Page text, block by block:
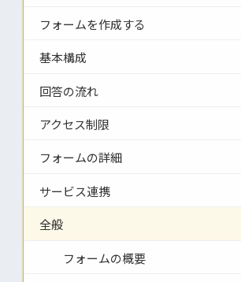
フォームを作成する
基本構成
回答の流れ
アクセス制限
フォームの詳細
サービス連携
全般
フォームの概要